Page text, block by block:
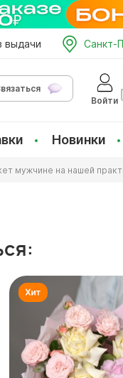
выдачи Санкт-
Войти
Новинки
мужчине на нашей